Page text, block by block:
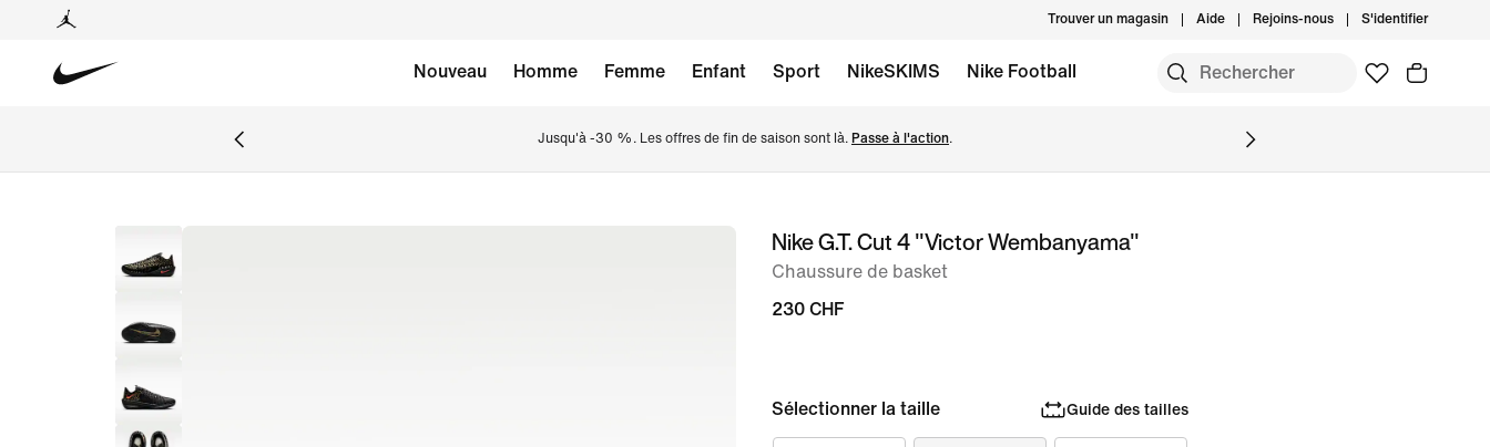
Trouver un magasin Aide Rejoins-nous S'identifier
Nouveau Homme Femme Enfant Sport NikeSKIMS Nike Football
Jusqu'à -30 %. Les offres de fin de saison sont là. Passe à l'action.
image 1Nike G.T. Cut 4 "Victor Wembanyama"
Chaussure de basket
230 CHF
Sélectionner la taille Guide des tailles